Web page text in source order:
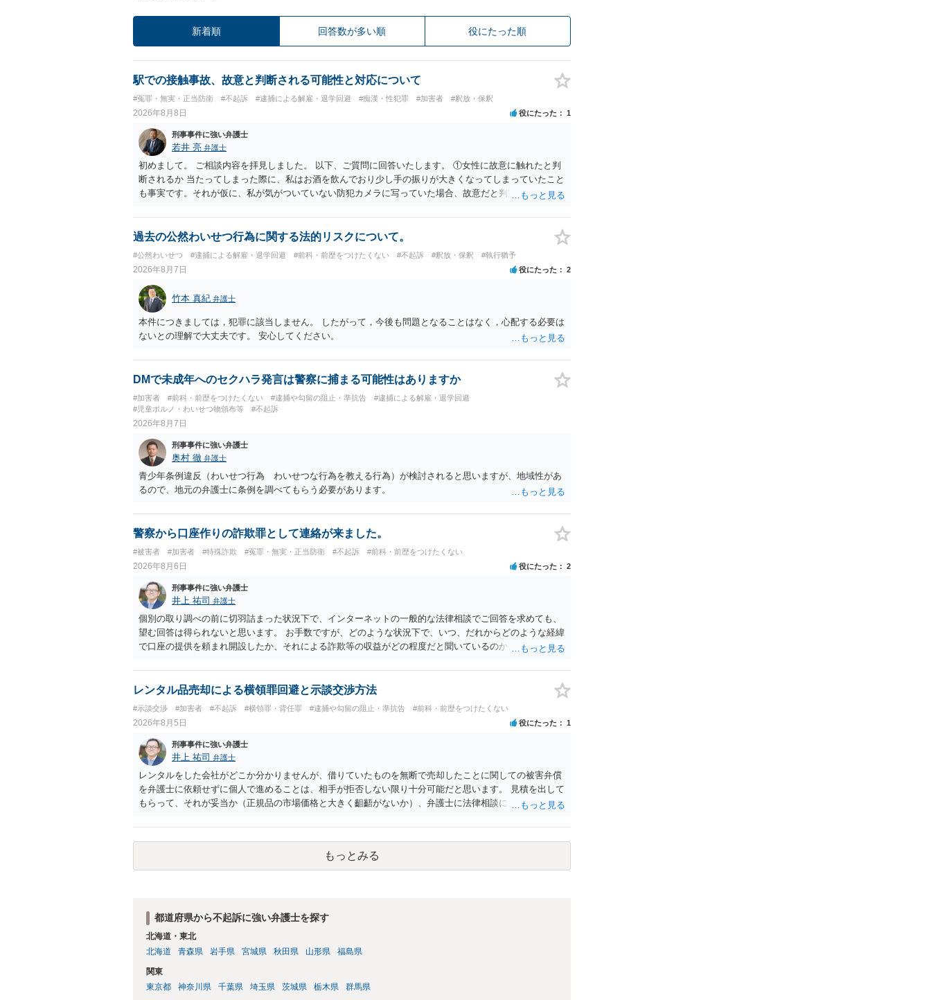
新着順 回答数が多い順 役にたった順
駅での接触事故、故意と判断される可能性と対応について
#冤罪・無実・正当防衛 #不起訴 #逮捕による解雇・退学回避 #痴漢・性犯罪 #加害者 #釈放・保釈
2026年8月8日 役にたった 1
刑事事件に強い弁護士
若井 亮 弁護士
初めまして。 ご相談内容を拝見しました。 以下、ご質問に回答いたします。 ①女性に故意に触れたと判
断されるか 当たってしまった際に、私はお酒を飲んでおり少し手の振りが大きくなってしまっていたこと
も事実です。それが仮に、私が気がついていない防犯カメラに写っていた場合、故意だと判定されやすい
の可能性 この行為により、痴漢やその他の犯罪を犯したとして、逮捕、呼び出しされる可能性はどれほど
でしょうか？ 誤って当たってしまっただけであり、さらにその場で女性等のアクションが無かったことか
ほどの期間逮捕呼び出しの可能性があると考えれば良いのでしょうか？ 逮捕や呼び出しの可能性は極めて
低いと思います。 連絡が来ることはないでしょう。
過去の公然わいせつ行為に関する法的リスクについて。
#公然わいせつ #逮捕による解雇・退学回避 #前科・前歴をつけたくない #不起訴 #釈放・保釈 #執行猶予
2026年8月7日 役にたった 2
竹本 真紀 弁護士
本件につきましては，犯罪に該当しません。 したがって，今後も問題となることはなく，心配する必要は
ないとの理解で大丈夫です。 安心してください。
DMで未成年へのセクハラ発言は警察に捕まる可能性はありますか
#加害者 #前科・前歴をつけたくない #逮捕や勾留の阻止・準抗告
#逮捕による解雇・退学回避
#児童ポルノ・わいせつ物頒布等
#不起訴
2026年8月7日
刑事事件に強い弁護士
奥村 徹 弁護士
青少年条例違反（わいせつ行為 わいせつな行為を教える行為）が検討されると思いますが、地域性があ
るので、地元の弁護士に条例を調べてもらう必要があります。
警察から口座作りの詐欺罪として連絡が来ました。
#被害者 #加害者 #特殊詐欺 #冤罪・無実・正当防衛 #不起訴 #前科・前歴をつけたくない
2026年8月6日 役にたった 2
刑事事件に強い弁護士
井上 祐司 弁護士
個別の取り調べの前に切羽詰まった状況下で、インターネットの一般的な法律相談でご回答を求めても、
望む回答は得られないと思います。 お手数ですが、どのような状況下で、いつ、だれからどのような経緯
で口座の提供を頼まれ開設したか、それによる詐欺等の収益がどの程度だと聞いているのかということに
でいえば、任意取り調べの場合、ＩＣレコーダーを持参して取り調べ内容を録音することは必須だと考え
ます。
レンタル品売却による横領罪回避と示談交渉方法
#示談交渉 #加害者 #不起訴 #横領罪・背任罪 #逮捕や勾留の阻止・準抗告 #前科・前歴をつけたくない
2026年8月5日 役にたった 1
刑事事件に強い弁護士
井上 祐司 弁護士
レンタルをした会社がどこか分かりませんが、借りていたものを無断で売却したことに関しての被害弁償
を弁護士に依頼せずに個人で進めることは、相手が拒否しない限り十分可能だと思います。 見積を出して
もらって、それが妥当か（正規品の市場価格と大きく齟齬がないか）、弁護士に法律相談において助言を
もっとみる
都道府県から不起訴に強い弁護士を探す
北海道・東北
北海道
青森県 岩手県 宮城県 秋田県 山形県 福島県
関東
東京都
神奈川県 千葉県 埼玉県 茨城県 栃木県 群馬県